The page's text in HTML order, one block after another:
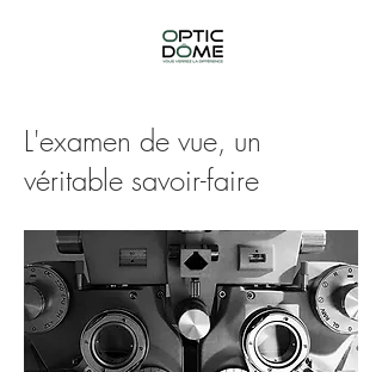
L'examen de vue, un
véritable savoir-faire